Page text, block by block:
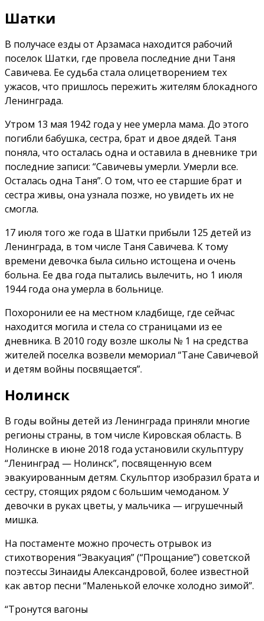
Шатки
В получасе езды от Арзамаса находится рабочий
поселок Шатки, где провела последние дни Таня
Савичева. Ее судьба стала олицетворением тех
ужасов, что пришлось пережить жителям блокадного
Ленинграда.
Утром 13 мая 1942 года у нее умерла мама. До этого
погибли бабушка, сестра, брат и двое дядей. Таня
поняла, что осталась одна и оставила в дневнике три
последние записи: “Савичевы умерли. Умерли все.
Осталась одна Таня”. О том, что ее старшие брат и
сестра живы, она узнала позже, но увидеть их не
смогла.
17 июля того же года в Шатки прибыли 125 детей из
Ленинграда, в том числе Таня Савичева. К тому
времени девочка была сильно истощена и очень
больна. Ее два года пытались вылечить, но 1 июля
1944 года она умерла в больнице.
Похоронили ее на местном кладбище, где сейчас
находится могила и стела со страницами из ее
дневника. В 2010 году возле школы № 1 на средства
жителей поселка возвели мемориал “Тане Савичевой
и детям войны посвящается”.
Нолинск
В годы войны детей из Ленинграда приняли многие
регионы страны, в том числе Кировская область. В
Нолинске в июне 2018 года установили скульптуру
“Ленинград — Нолинск”, посвященную всем
эвакуированным детям. Скульптор изобразил брата и
сестру, стоящих рядом с большим чемоданом. У
девочки в руках цветы, у мальчика — игрушечный
мишка.
На постаменте можно прочесть отрывок из
стихотворения “Эвакуация” (“Прощание”) советской
поэтессы Зинаиды Александровой, более известной
как автор песни “Маленькой елочке холодно зимой”.
“Тронутся вагоны